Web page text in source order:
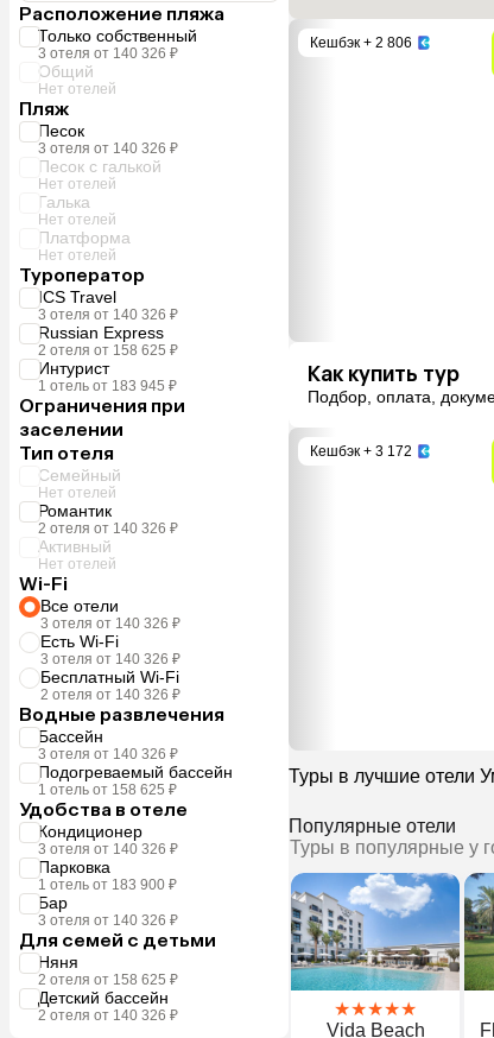
Расположение пляжа
Только собственный
3 отеля от 140 326 ₽
Общий
Нет отелей
Пляж
Песок
3 отеля от 140 326 ₽
Песок с галькой
Нет отелей
Галька
Нет отелей
Платформа
Нет отелей
Туроператор
ICS Travel
3 отеля от 140 326 ₽
Russian Express
2 отеля от 158 625 ₽
Интурист
1 отель от 183 945 ₽
Ограничения при
заселении
Тип отеля
Семейный
Нет отелей
Романтик
2 отеля от 140 326 ₽
Активный
Нет отелей
Wi-Fi
Все отели
3 отеля от 140 326 ₽
Есть Wi-Fi
3 отеля от 140 326 ₽
Бесплатный Wi-Fi
2 отеля от 140 326 ₽
Водные развлечения
Бассейн
3 отеля от 140 326 ₽
Подогреваемый бассейн
1 отель от 158 625 ₽
Удобства в отеле
Кондиционер
3 отеля от 140 326 ₽
Парковка
1 отель от 183 900 ₽
Бар
3 отеля от 140 326 ₽
Для семей с детьми
Няня
2 отеля от 158 625 ₽
Детский бассейн
2 отеля от 140 326 ₽
Кешбэк + 2 806
Как купить тур
Подбор, оплата,
Кешбэк + 3 172
Туры в лучшие отели
Популярные отели
Туры в популярные у
★★★★★
Vida Beach